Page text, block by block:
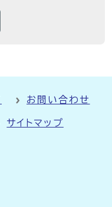
お問い合わせ
サイトマップ